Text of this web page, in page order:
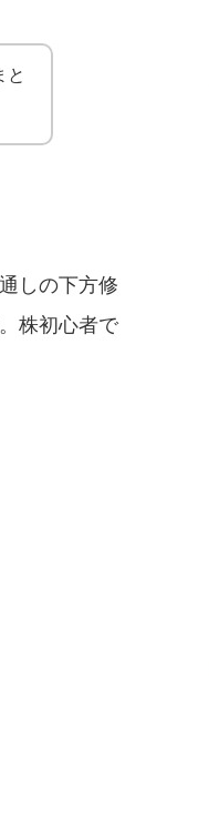
と
しの下方修
株初心者で